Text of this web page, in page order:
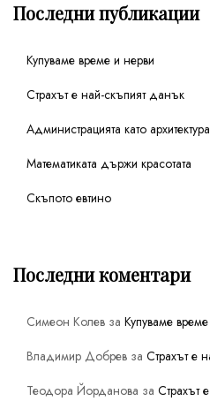
Последни публикации
Купуваме време и нерви
Страхът е най-скъпият данък
Администрацията като архитектура
Математиката държи красотата
Скъпото евтино
Последни коментари
Симеон Колев за Купуваме
Владимир Добрев за Страхът е
Теодора Йорданова за Страхът